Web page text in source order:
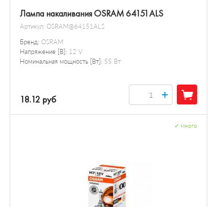
Лампа накаливания OSRAM 64151ALS
Артикул: OSRAM@64151ALS
Бренд: OSRAM
Напряжение [В]: 12 V
Номинальная мощность [Вт]: 55 Вт
18.12 руб +
много